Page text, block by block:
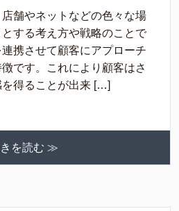
舗やネットなどの色々な場
する考え方や戦略のことで
携させて顧客にアプローチ
です。これにより顧客はさ
得ることが出来 […]
を読む ≫